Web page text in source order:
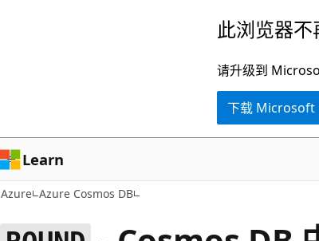
容
此浏览器不
请升级到
下载 Microsoft
Learn
Azure Azure Cosmos DB